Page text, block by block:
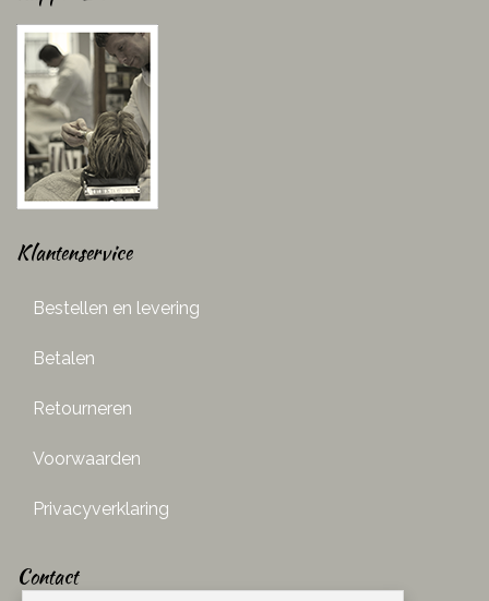
Klantenservice
Bestellen en levering
Betalen
Retourneren
Voorwaarden
Privacyverklaring
Contact